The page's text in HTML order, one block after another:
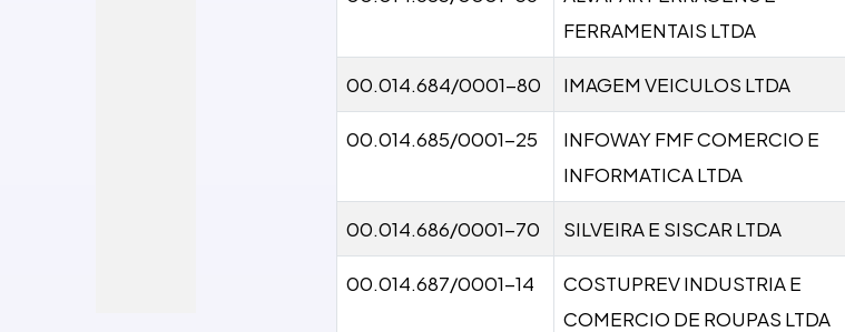
FERRAMENTAIS LTDA
00.014.684/0001-80 IMAGEM VEICULOS LTDA
00.014.685/0001-25
INFOWAY FMF COMERCIO E
INFORMATICA LTDA
00.014.686/0001-70 SILVEIRA E SISCAR LTDA
00.014.687/0001-14
COSTUPREV INDUSTRIA E
COMERCIO DE ROUPAS LTDA